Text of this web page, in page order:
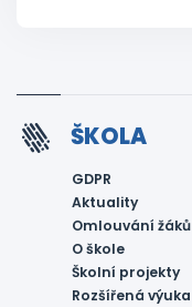
ŠKOLA
GDPR
Aktuality
Omlouvání žáků
O škole
Školní projekty
Rozšířená výuka